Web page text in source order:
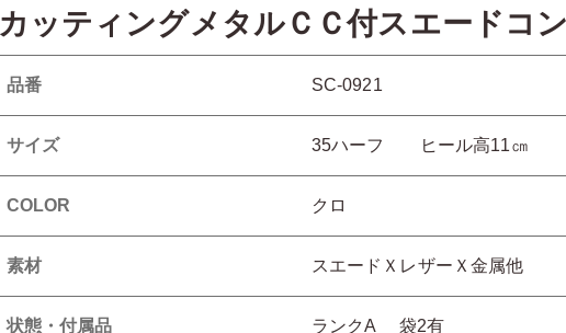
カッティングメタルＣＣ付スエードコ
品番 SC-0921
サイズ 35ハーフ ヒール高11㎝
COLOR クロ
素材 スエードＸレザーＸ金属他
状態・付属品 ランクA 袋2有